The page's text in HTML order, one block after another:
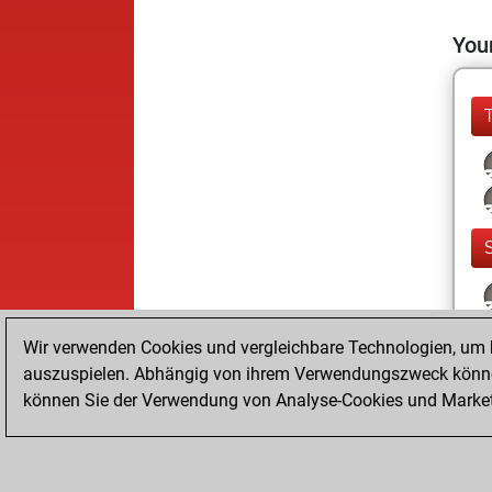
Wir verwenden Cookies und vergleichbare Technologien,
auszuspielen. Abhängig von ihrem Verwendungszweck
können Sie der Verwendung von Analyse-Cookies und